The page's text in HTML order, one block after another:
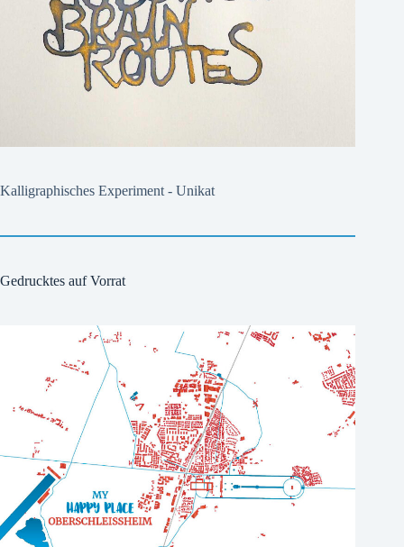
Kalligraphisches Experiment - Unikat
Gedrucktes auf Vorrat